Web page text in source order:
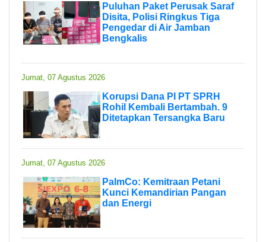
Puluhan Paket Perusak Saraf
Disita, Polisi Ringkus Tiga
Pengedar di Air Jamban
Bengkalis
Jumat, 07 Agustus 2026
Korupsi Dana PI PT SPRH
Rohil Kembali Bertambah. 9
Ditetapkan Tersangka Baru
Jumat, 07 Agustus 2026
PalmCo: Kemitraan Petani
Kunci Kemandirian Pangan
dan Energi